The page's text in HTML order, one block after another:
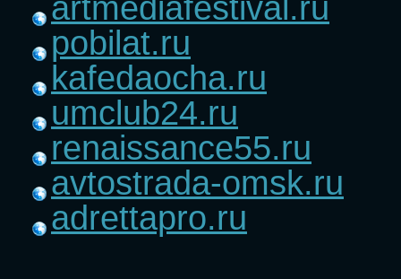
pobilat.ru
kafedaocha.ru
umclub24.ru
renaissance55.ru
avtostrada-omsk.ru
adrettapro.ru